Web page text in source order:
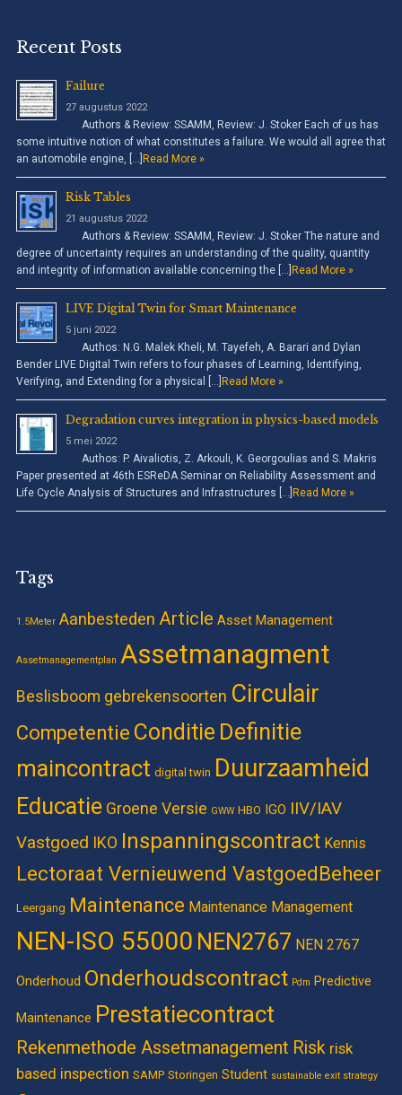
Recent Posts
Failure
27 augustus 2022
Authors & Review: SSAMM, Review: J. Stoker Each of us has
some intuitive notion of what constitutes a failure. We would all agree that
an automobile engine, […] Read More »
Risk Tables
21 augustus 2022
Authors & Review: SSAMM, Review: J. Stoker The nature and
degree of uncertainty requires an understanding of the quality, quantity
and integrity of information available concerning the […] Read More »
LIVE Digital Twin for Smart Maintenance
5 juni 2022
Authos: N.G. Malek Kheli, M. Tayefeh, A. Barari and Dylan
Bender LIVE Digital Twin refers to four phases of Learning, Identifying,
Verifying, and Extending for a physical […] Read More »
Degradation curves integration in physics-based models
5 mei 2022
Authos: P. Aivaliotis, Z. Arkouli, K. Georgoulias and S. Makris
Paper presented at 46th ESReDA Seminar on Reliability Assessment and
Life Cycle Analysis of Structures and Infrastructures […] Read More »
Tags
1.5Meter Aanbesteden Article Asset Management
Assetmanagementplan Assetmanagment
Beslisboom gebrekensoorten Circulair
Competentie Conditie Definitie
maincontract digital twin Duurzaamheid
Educatie Groene Versie GWW HBO IGO IIV/IAV
Vastgoed IKO Inspanningscontract Kennis
Lectoraat Vernieuwend VastgoedBeheer
Leergang Maintenance Maintenance Management
NEN-ISO 55000 NEN2767 NEN 2767
Onderhoud Onderhoudscontract Pdm Predictive
Maintenance Prestatiecontract
Rekenmethode Assetmanagement Risk risk
based inspection SAMP Storingen Student sustainable exit strategy